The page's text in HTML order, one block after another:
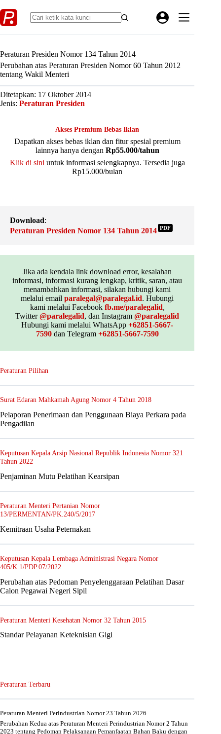
to
content
Peraturan Presiden Nomor 134 Tahun 2014
Perubahan atas Peraturan Presiden Nomor 60 Tahun 2012
tentang Wakil Menteri
Ditetapkan: 17 Oktober 2014
Jenis: Peraturan Presiden
Akses Premium Bebas Iklan
Dapatkan akses bebas iklan dan fitur spesial premium
lainnya hanya dengan Rp55.000/tahun
Klik di sini untuk informasi selengkapnya. Tersedia juga
Rp15.000/bulan
Download:
Peraturan Presiden Nomor 134 Tahun 2014 PDF
Jika ada kendala link download error, kesalahan
informasi, informasi kurang lengkap, kritik, saran, atau
menambahkan informasi, silakan hubungi kami
melalui emailparalegal@paralegal.id. Hubungi
kami melalui Facebook fb.me/paralegalid,
Twitter@paralegalid, dan Instagram@paralegalid
Hubungi kami melalui WhatsApp+62851-5667-
7590dan Telegram +62851-5667-7590
Peraturan Pilihan
Surat Edaran Mahkamah Agung Nomor 4 Tahun 2018
Pelaporan Penerimaan dan Penggunaan Biaya Perkara pada
Pengadilan
Keputusan Kepala Arsip Nasional Republik Indonesia Nomor 321
Tahun 2022
Penjaminan Mutu Pelatihan Kearsipan
Peraturan Menteri Pertanian Nomor
13/PERMENTAN/PK.240/5/2017
Kemitraan Usaha Peternakan
Keputusan Kepala Lembaga Administrasi Negara Nomor
405/K.1/PDP.07/2022
Perubahan atas Pedoman Penyelenggaraan Pelatihan Dasar
Calon Pegawai Negeri Sipil
Peraturan Menteri Kesehatan Nomor 32 Tahun 2015
Standar Pelayanan Keteknisian Gigi
Peraturan Terbaru
Peraturan Menteri Perindustrian Nomor 23 Tahun 2026
Perubahan Kedua atas Peraturan Menteri Perindustrian Nomor 2 Tahun
2023 tentang Pedoman Pelaksanaan Pemanfaatan Bahan Baku dengan